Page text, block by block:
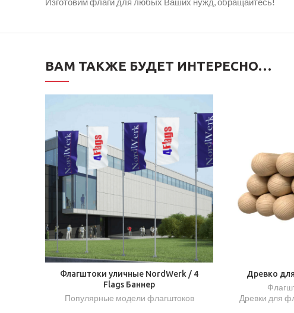
ВАМ ТАКЖЕ БУДЕТ ИНТЕРЕСНО…
Флагштоки уличные NordWerk / 4
Flags Баннер
Популярные модели флагштоков
Древко
Древки для